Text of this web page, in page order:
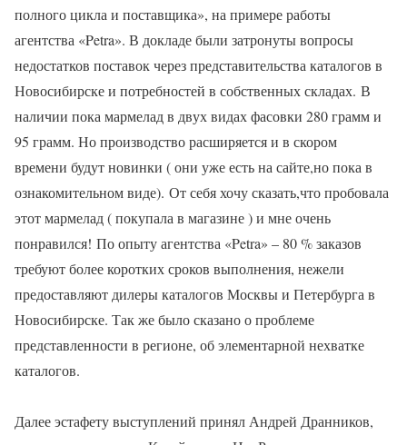
полного цикла и поставщика», на примере работы
агентства «Petra». В докладе были затронуты вопросы
недостатков поставок через представительства каталогов в
Новосибирске и потребностей в собственных складах. В
наличии пока мар­мелад в дв­ух ­в­ида­х ф­­асов­к­и 28­0 ­грам­м и
9­5­­ гр­а­мм. Но производство расширяется и в скором
времени будут новинки ( они уже есть на сайте,но пока в
ознакомительном виде). От себя хочу сказать,что пробовала
этот мармелад ( покупала в магазине ) и мне очень
понравился! По опыту агентства «Petra» – 80 % заказов
требуют более коротких сроков выполнения, нежели
предоставляют дилеры каталогов Москвы и Петербурга в
Новосибирске. Так же было сказано о проблеме
представленности в регионе, об элементарной нехватке
каталогов.
Далее эстафету выступлений принял Андрей Дранников,